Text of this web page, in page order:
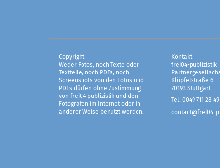
Copyright
Weder Fotos, noch Texte oder
Textteile, noch PDFs, noch
Screenshots von den Fotos und
PDFs dürfen ohne Zustimmung
von frei04 publizistik und den
Fotografen im Internet oder in
anderer Weise benutzt werden.
Kontakt
frei04-publizistik
Klüpfelstraße 6
70193 Stuttgart
Tel. 0049 711 28 49
contact@frei04-